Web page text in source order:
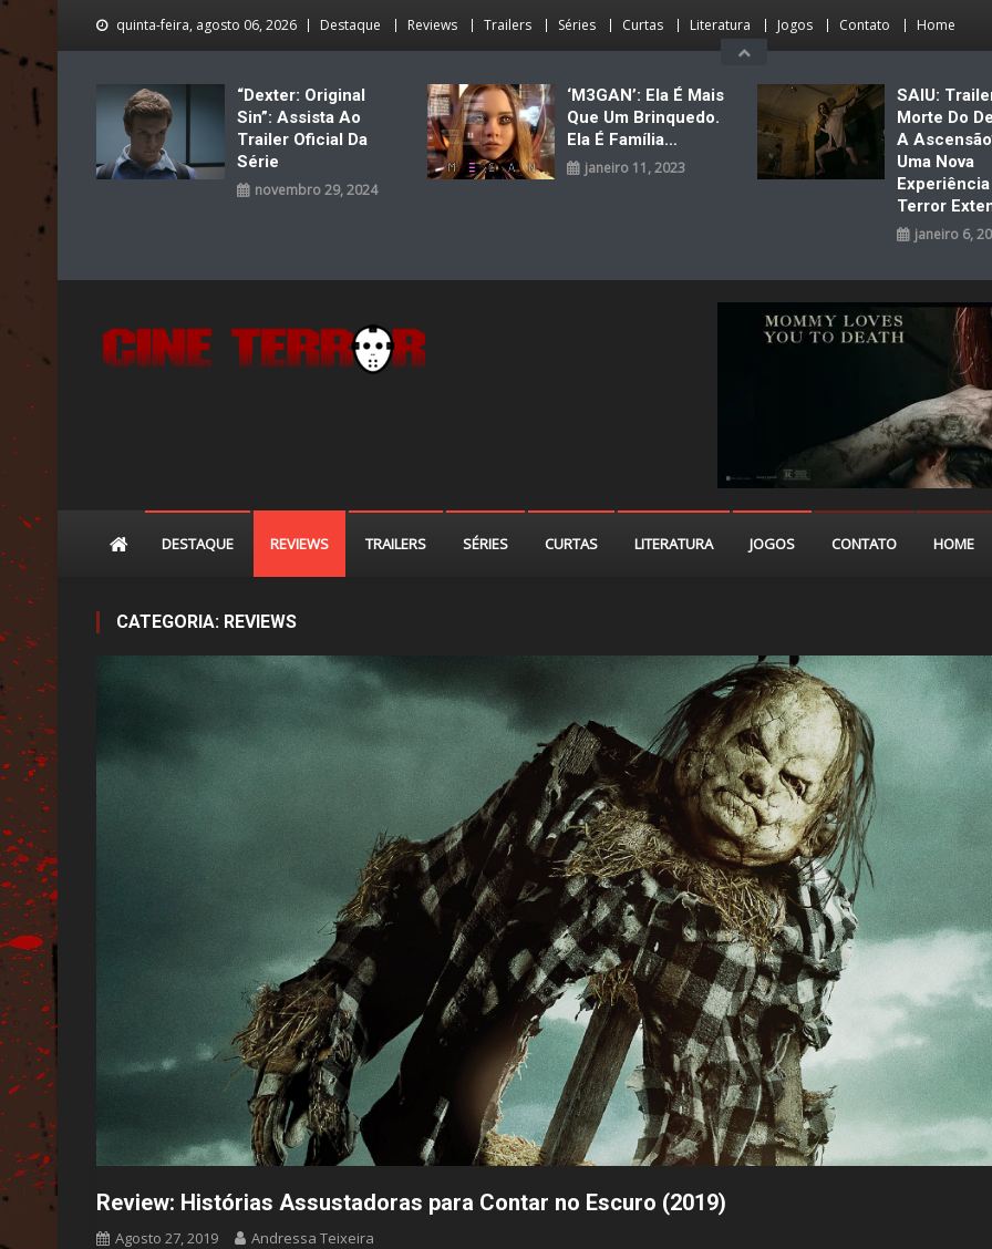
quinta-feira, agosto 06, 2026 Destaque Reviews Trailers Séries Curtas Literatura Jogos Contato Home
“Dexter: Original
Sin”: Assista Ao
Trailer Oficial Da
Série
novembro 29, 2024
‘M3GAN’: Ela É Mais
Que Um Brinquedo.
Ela É Família…
janeiro 11, 2023
SAIU:
Morte Do
A
Uma Nova
Experiência
Terror
janeiro 6,
DESTAQUE REVIEWS TRAILERS SÉRIES CURTAS LITERATURA JOGOS CONTATO HOME
CATEGORIA: REVIEWS
Review: Histórias Assustadoras para Contar no Escuro (2019)
Agosto 27, 2019 Andressa Teixeira